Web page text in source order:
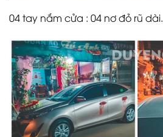
04 tay nắm cửa : 04 nơ đỏ rũ dài.